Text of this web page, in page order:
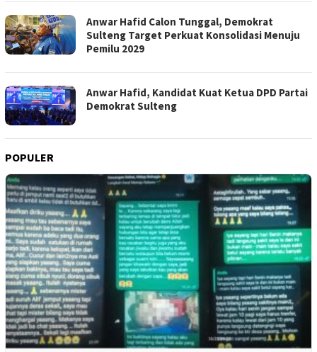
Anwar Hafid Calon Tunggal, Demokrat
Sulteng Target Perkuat Konsolidasi Menuju
Pemilu 2029
Anwar Hafid, Kandidat Kuat Ketua DPD Partai
Demokrat Sulteng
POPULER